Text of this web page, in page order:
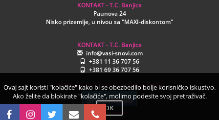
KONTAKT - T.C. Banjica
Paunova 24
Nisko prizemlje, u nivou sa "MAXI-diskontom"
KONTAKT - T.C. Banjica
info@vasi-snovi.com
+381 11 36 707 56
+381 69 36 707 56
©2026.vasi-snovi.com. Sva prava zadržana.
www.creativeweb.rs
Ovaj sajt koristi "kolačiće" kako bi se obezbedilo bolje korisničko iskustvo.
Ako želite da blokirate "kolačiće", molimo podesite svoj pretraživač.
OK